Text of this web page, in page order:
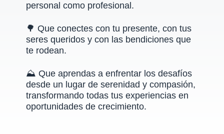
personal como profesional.
🌳 Que conectes con tu presente, con tus
seres queridos y con las bendiciones que
te rodean.
⛰️ Que aprendas a enfrentar los desafíos
desde un lugar de serenidad y compasión,
transformando todas tus experiencias en
oportunidades de crecimiento.